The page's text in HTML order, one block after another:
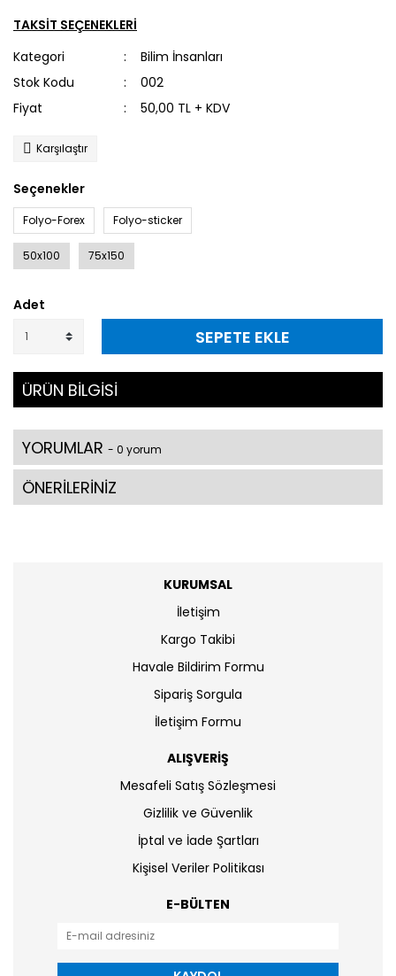
TAKSİT SEÇENEKLERİ
Kategori
Bilim İnsanları
Stok Kodu
002
Fiyat
50,00 TL + KDV
Karşılaştır
Seçenekler
Folyo-Forex Folyo-sticker
50x100 75x150
Adet
SEPETE EKLE
ÜRÜN BİLGİSİ
YORUMLAR - 0 yorum
ÖNERİLERİNİZ
KURUMSAL
İletişim
Kargo Takibi
Havale Bildirim Formu
Sipariş Sorgula
İletişim Formu
ALIŞVERİŞ
Mesafeli Satış Sözleşmesi
Gizlilik ve Güvenlik
İptal ve İade Şartları
Kişisel Veriler Politikası
E-BÜLTEN